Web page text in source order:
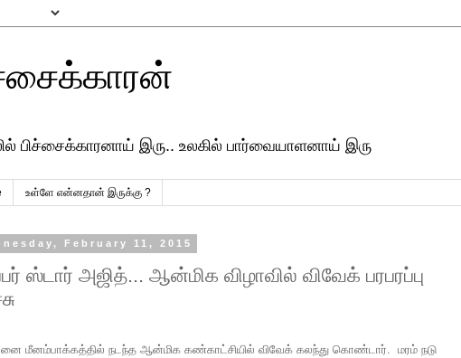
பிச்சைக்காரனாய் இரு.. உலகில் பார்வையாளனாய் இரு
உள்ளே என்னதான் இருக்கு ?
February 11, 2015
ஸ்டார் அஜித்... ஆன்மிக விழாவில் விவேக் பரபரப்பு
மீனம்பாக்கத்தில் நடந்த ஆன்மிக கண்காட்சியில் விவேக் கலந்து கொண்டார். மரம் நடு